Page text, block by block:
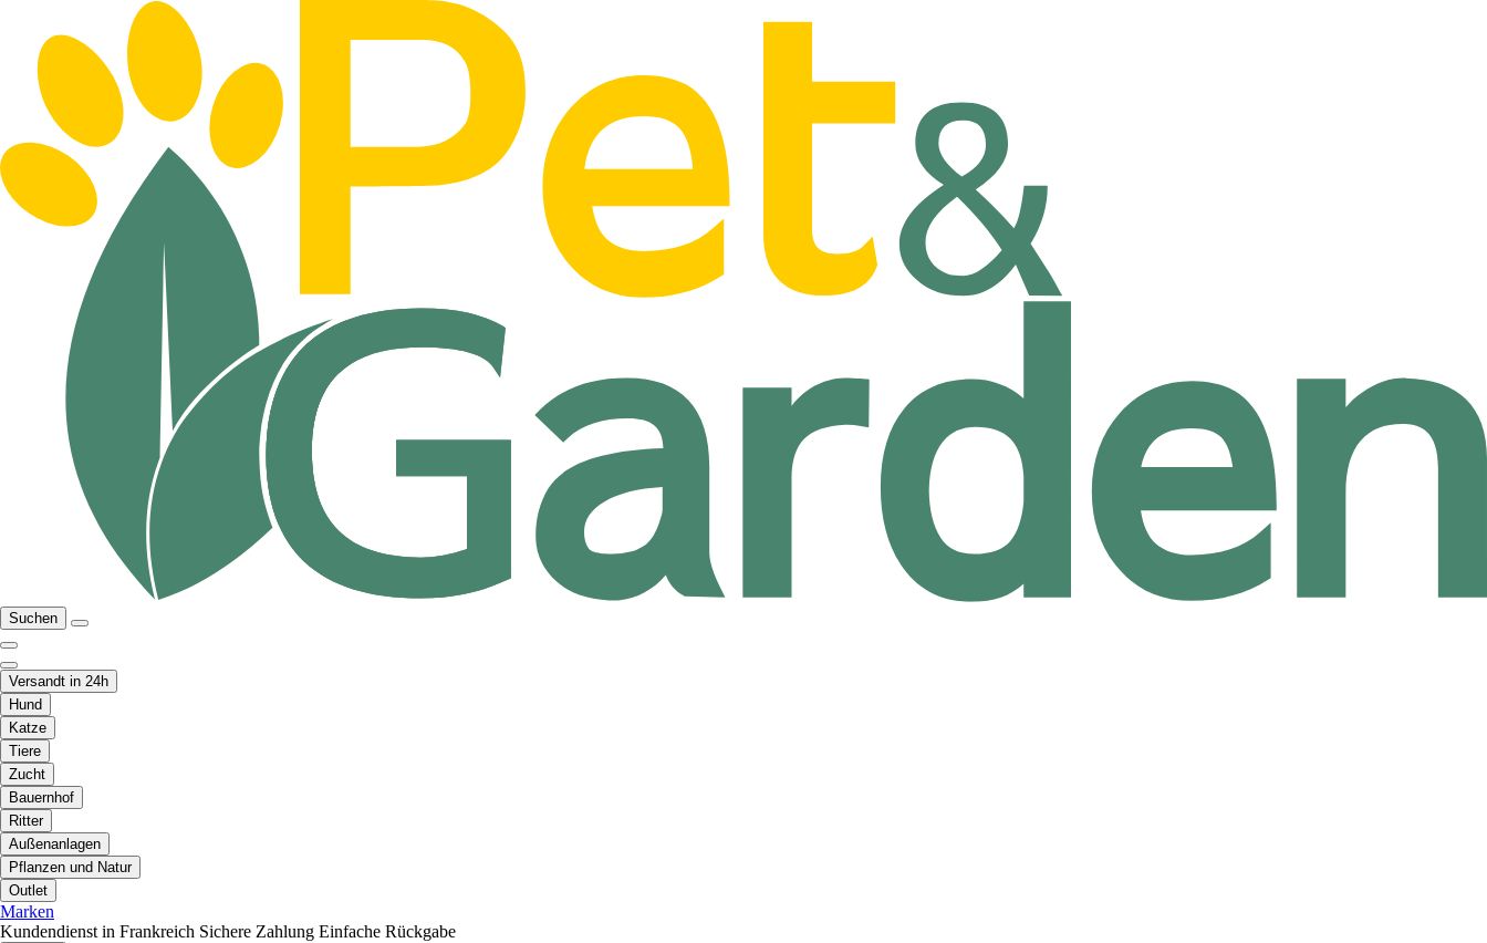
Suchen
Versandt in 24h
Hund
Katze
Tiere
Zucht
Bauernhof
Ritter
Außenanlagen
Pflanzen und Natur
Outlet
Marken
Kundendienst in Frankreich Sichere Zahlung Einfache Rückgabe